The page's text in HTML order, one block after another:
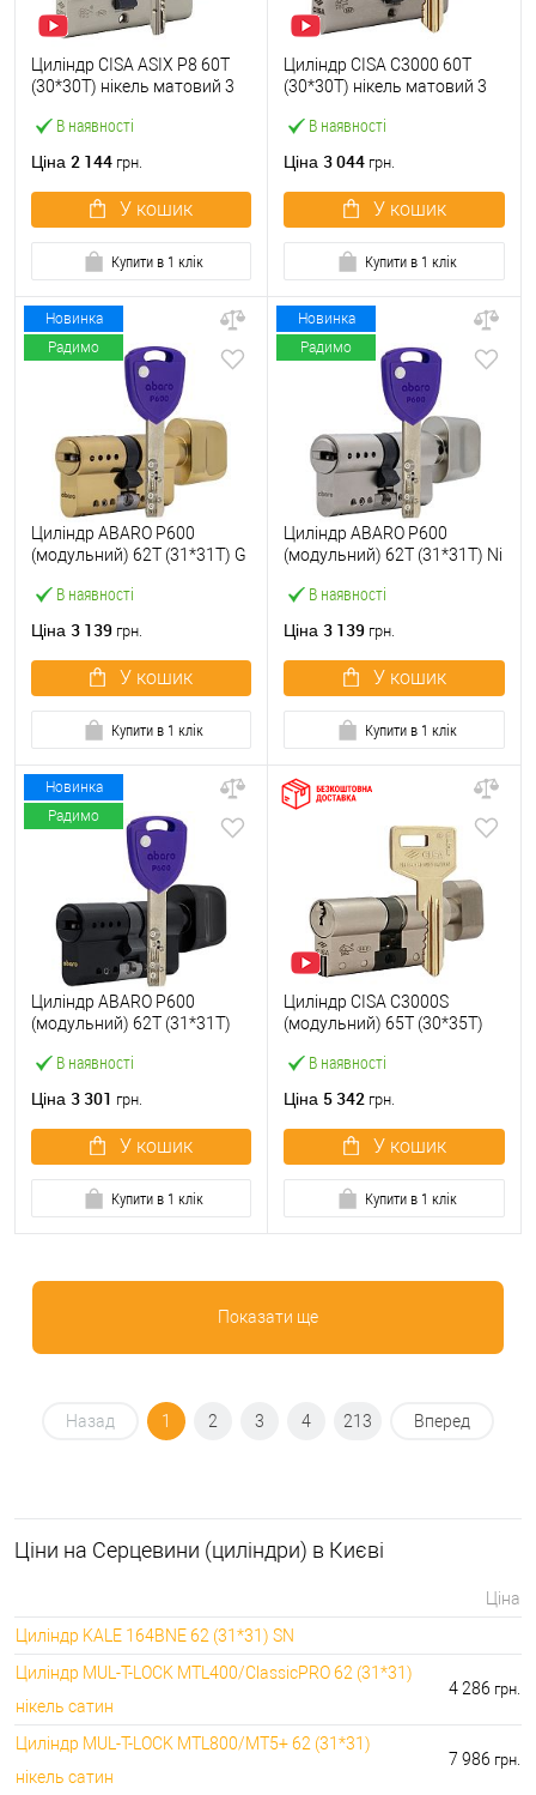
В наявності
Циліндр CISA ASIX P8 60T
(30*30T) нікель матовий 3
Ціна 2 144 грн.
У кошик
Купити в 1 клік
В наявності
Циліндр CISA C3000 60T
(30*30T) нікель матовий 3
Ціна 3 044 грн.
У кошик
Купити в 1 клік
Новинка
Радимо
В наявності
Циліндр ABARO P600
(модульний) 62T (31*31T) G
Ціна 3 139 грн.
У кошик
Купити в 1 клік
Новинка
Радимо
В наявності
Циліндр ABARO P600
(модульний) 62T (31*31T) Ni
Ціна 3 139 грн.
У кошик
Купити в 1 клік
Новинка
Радимо
В наявності
Циліндр ABARO P600
(модульний) 62T (31*31T)
Ціна 3 301 грн.
У кошик
Купити в 1 клік
В наявності
Циліндр CISA C3000S
(модульний) 65T (30*35T)
Ціна 5 342 грн.
У кошик
Купити в 1 клік
Показати ще
Назад 1 2 3 4 213 Вперед
Ціни на Серцевини (циліндри) в Києві
Ціна
Циліндр KALE 164BNE 62 (31*31) SN
Циліндр MUL-T-LOCK MTL400/ClassicPRO 62 (31*31)
нікель сатин
4 286 грн.
Циліндр MUL-T-LOCK MTL800/MT5+ 62 (31*31)
нікель сатин
7 986 грн.